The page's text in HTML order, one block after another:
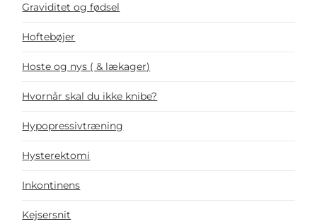
Graviditet og fødsel
Hoftebøjer
Hoste og nys ( & lækager)
Hvornår skal du ikke knibe?
Hypopressivtræning
Hysterektomi
Inkontinens
Kejsersnit